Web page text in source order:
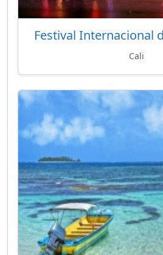
Festival Internacional
Cali